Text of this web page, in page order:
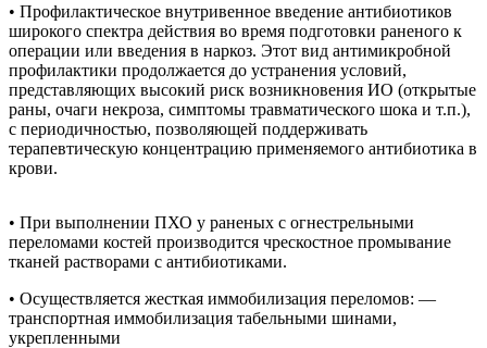
• Профилактическое внутривенное введение антибиотиков
широкого спектра действия во время подготовки раненого к
операции или введения в наркоз. Этот вид антимикробной
профилактики продолжается до устранения условий,
представляющих высокий риск возникновения ИО (открытые
раны, очаги некроза, симптомы травматического шока и т.п.),
с периодичностью, позволяющей поддерживать
терапевтическую концентрацию применяемого антибиотика в
крови.
• При выполнении ПХО у раненых с огнестрельными
переломами костей производится чрескостное промывание
тканей растворами с антибиотиками.
• Осуществляется жесткая иммобилизация переломов: —
транспортная иммобилизация табельными шинами,
укрепленными